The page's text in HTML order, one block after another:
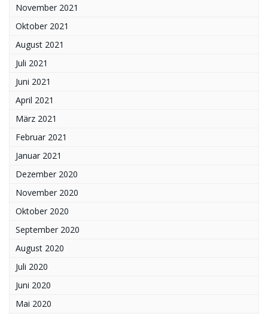
November 2021
Oktober 2021
August 2021
Juli 2021
Juni 2021
April 2021
März 2021
Februar 2021
Januar 2021
Dezember 2020
November 2020
Oktober 2020
September 2020
August 2020
Juli 2020
Juni 2020
Mai 2020